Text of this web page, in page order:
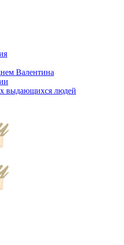
Валентина
выдающихся людей